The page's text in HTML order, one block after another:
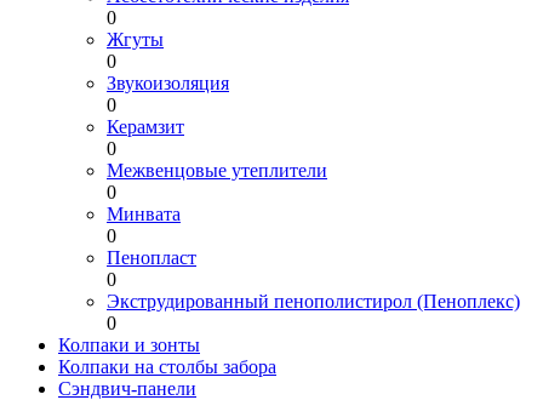
0
Жгуты
0
Звукоизоляция
0
Керамзит
0
Межвенцовые утеплители
0
Минвата
0
Пенопласт
0
Экструдированный пенополистирол (Пеноплекс)
0
Колпаки и зонты
Колпаки на столбы забора
Сэндвич-панели